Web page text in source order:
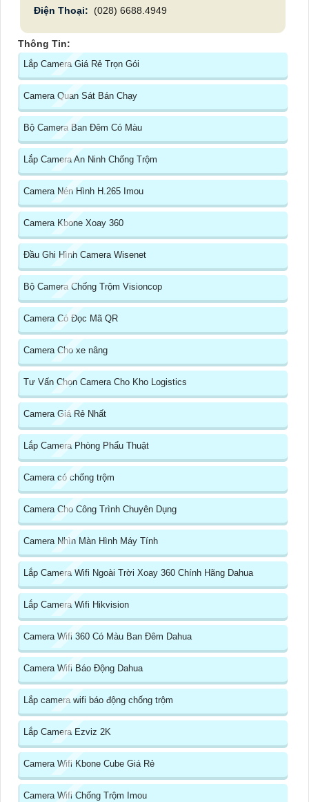
Điện Thoại:
(028) 6688.4949
Thông Tin:
Lắp Camera Giá Rẻ Trọn Gói
Camera Quan Sát Bán Chạy
Bộ Camera Ban Đêm Có Màu
Lắp Camera An Ninh Chống Trộm
Camera Nén Hình H.265 Imou
Camera Kbone Xoay 360
Đầu Ghi Hình Camera Wisenet
Bộ Camera Chống Trộm Visioncop
Camera Có Đọc Mã QR
Camera Cho xe nâng
Tư Vấn Chọn Camera Cho Kho Logistics
Camera Giá Rẻ Nhất
Lắp Camera Phòng Phẩu Thuật
Camera có chống trộm
Camera Cho Công Trình Chuyên Dụng
Camera Nhìn Màn Hình Máy Tính
Lắp Camera Wifi Ngoài Trời Xoay 360 Chính Hãng Dahua
Lắp Camera Wifi Hikvision
Camera Wifi 360 Có Màu Ban Đêm Dahua
Camera Wifi Báo Động Dahua
Lắp camera wifi báo động chống trộm
Lắp Camera Ezviz 2K
Camera Wifi Kbone Cube Giá Rẻ
Camera Wifi Chống Trộm Imou